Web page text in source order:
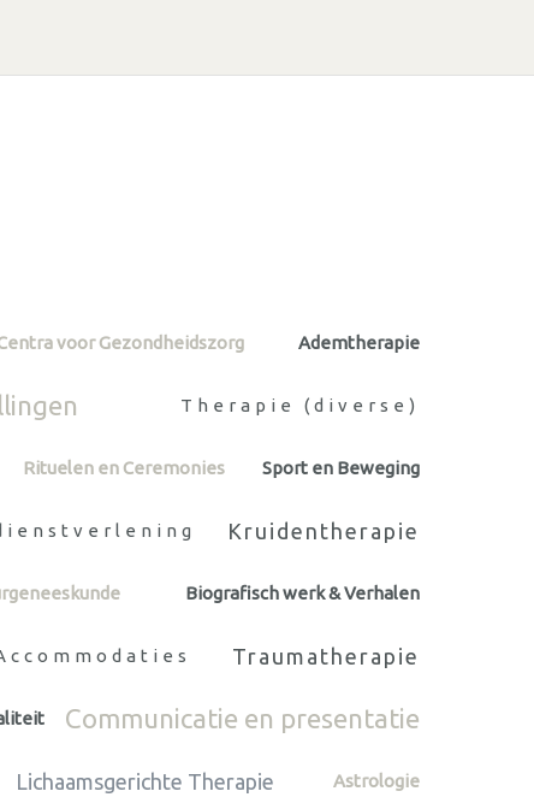
voor Gezondheidszorg Ademtherapie
Therapie (diverse)
Rituelen en Ceremonies Sport en Beweging
Kruidentherapie
Biografisch werk & Verhalen
Traumatherapie
Communicatie en presentatie
Lichaamsgerichte Therapie Astrologie